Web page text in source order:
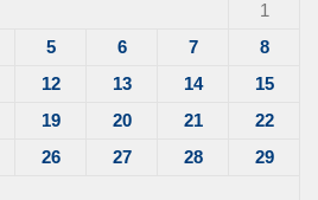
1
5 6 7
8
12 13 14
15
19 20 21
22
26 27 28
29